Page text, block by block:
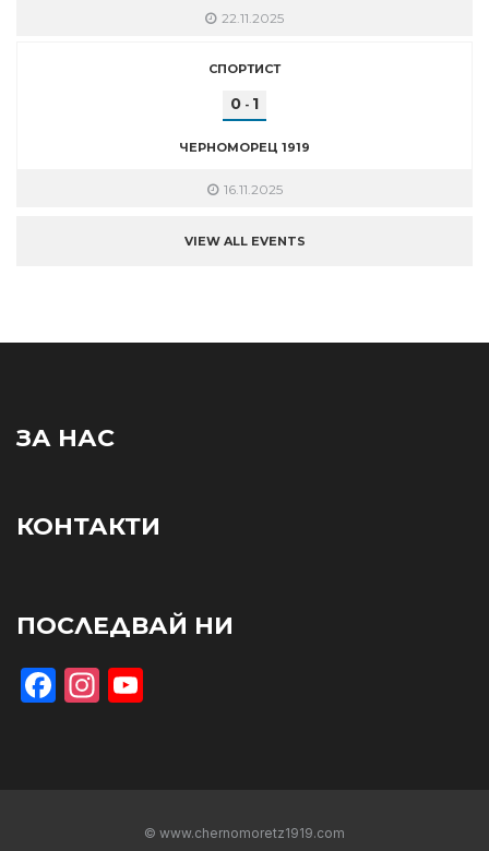
22.11.2025
СПОРТИСТ
0 - 1
ЧЕРНОМОРЕЦ 1919
16.11.2025
VIEW ALL EVENTS
ЗА НАС
КОНТАКТИ
ПОСЛЕДВАЙ НИ
Facebook
Instagram
© www.chernomoretz1919.com